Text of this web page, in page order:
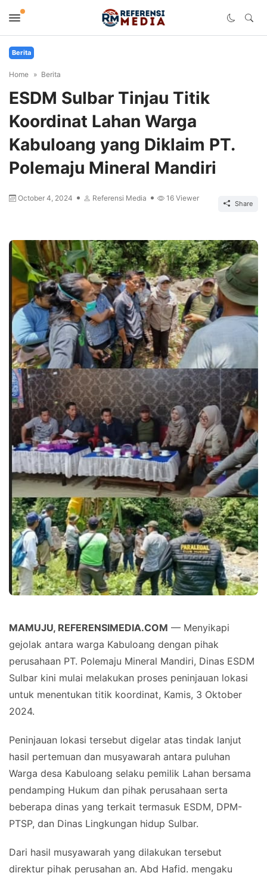
Berita
Home Berita
ESDM Sulbar Tinjau Titik
Koordinat Lahan Warga
Kabuloang yang Diklaim PT.
Polemaju Mineral Mandiri
October 4, 2024 Referensi Media 16 Viewer
Share
MAMUJU, REFERENSIMEDIA.COM — Menyikapi
gejolak antara warga Kabuloang dengan pihak
perusahaan PT. Polemaju Mineral Mandiri, Dinas ESDM
Sulbar kini mulai melakukan proses peninjauan lokasi
untuk menentukan titik koordinat, Kamis, 3 Oktober
2024.
Peninjauan lokasi tersebut digelar atas tindak lanjut
hasil pertemuan dan musyawarah antara puluhan
Warga desa Kabuloang selaku pemilik Lahan bersama
pendamping Hukum dan pihak perusahaan serta
beberapa dinas yang terkait termasuk ESDM, DPM-
PTSP, dan Dinas Lingkungan hidup Sulbar.
Dari hasil musyawarah yang dilakukan tersebut
direktur pihak perusahan an. Abd Hafid. mengaku